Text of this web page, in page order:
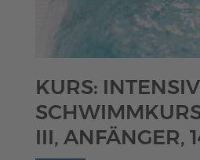
KURS:
III, ANFÄNGER,